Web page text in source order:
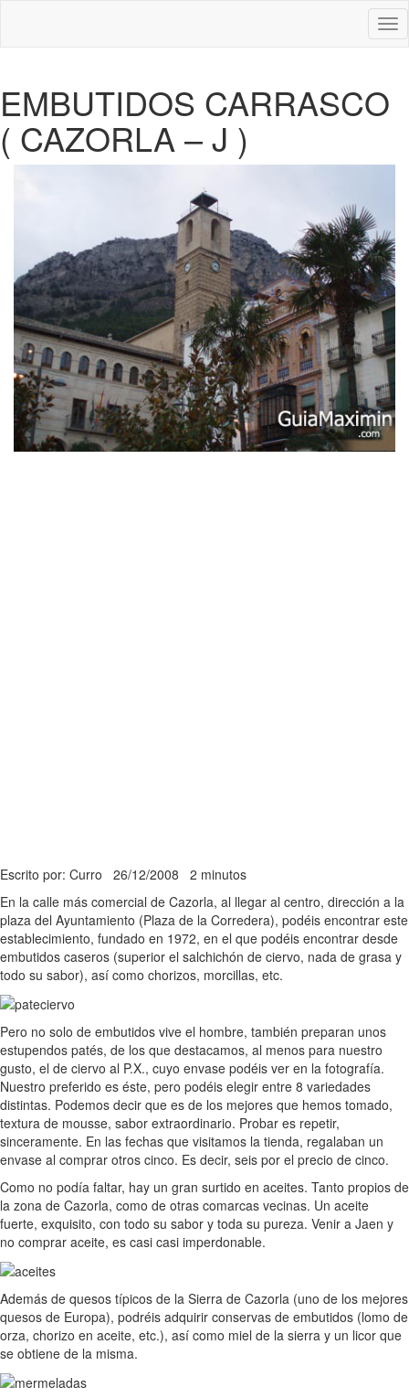
EMBUTIDOS CARRASCO
( CAZORLA – J )
Escrito por: Curro 26/12/2008 2 minutos
En la calle más comercial de Cazorla, al llegar al centro, dirección a la
plaza del Ayuntamiento (Plaza de la Corredera), podéis encontrar este
establecimiento, fundado en 1972, en el que podéis encontrar desde
embutidos caseros (superior el salchichón de ciervo, nada de grasa y
todo su sabor), así como chorizos, morcillas, etc.
Pero no solo de embutidos vive el hombre, también preparan unos
estupendos patés, de los que destacamos, al menos para nuestro
gusto, el de ciervo al P.X., cuyo envase podéis ver en la fotografía.
Nuestro preferido es éste, pero podéis elegir entre 8 variedades
distintas. Podemos decir que es de los mejores que hemos tomado,
textura de mousse, sabor extraordinario. Probar es repetir,
sinceramente. En las fechas que visitamos la tienda, regalaban un
envase al comprar otros cinco. Es decir, seis por el precio de cinco.
Como no podía faltar, hay un gran surtido en aceites. Tanto propios de
la zona de Cazorla, como de otras comarcas vecinas. Un aceite
fuerte, exquisito, con todo su sabor y toda su pureza. Venir a Jaen y
no comprar aceite, es casi casi imperdonable.
Además de quesos típicos de la Sierra de Cazorla (uno de los mejores
quesos de Europa), podréis adquirir conservas de embutidos (lomo de
orza, chorizo en aceite, etc.), así como miel de la sierra y un licor que
se obtiene de la misma.